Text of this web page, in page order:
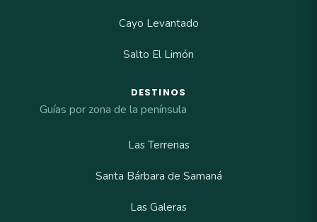
Cayo Levantado
Salto El Limón
DESTINOS
Guías por zona de la península
Las Terrenas
Santa Bárbara de Samaná
Las Galeras